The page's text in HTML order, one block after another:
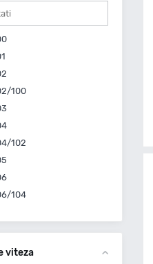
By Maxxis
Made By Goodyear
100
102
104
viteza